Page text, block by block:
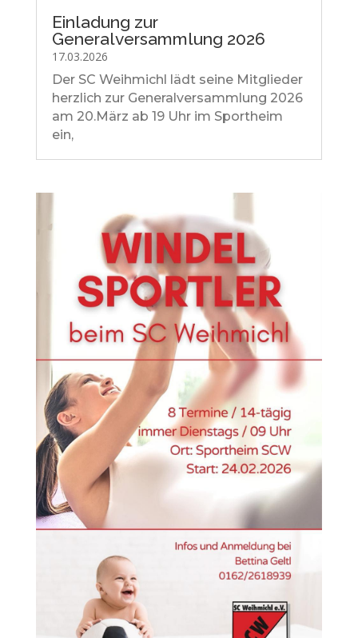
Einladung zur
Generalversammlung 2026
17.03.2026
Der SC Weihmichl lädt seine Mitglieder
herzlich zur Generalversammlung 2026
am 20.März ab 19 Uhr im Sportheim
ein,